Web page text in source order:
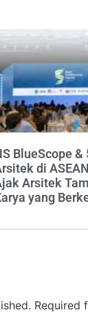
BlueScope &
di
Arsitek
yang
Required